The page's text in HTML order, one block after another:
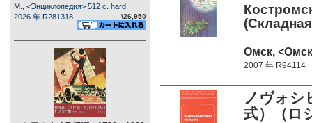
М., <Энциклопедия> 512 c. hard
2026 年 R281318
\26,950
Омск,
2007 年 R94114
ノヴォ
式）（ロ